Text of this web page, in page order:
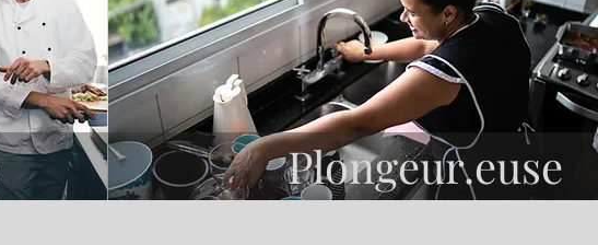
Plongeur.euse